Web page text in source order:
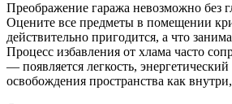
Преображение гаража невозможно без
Оцените все предметы в помещении
действительно пригодится, а что
Процесс избавления от хлама часто
— появляется легкость,
освобождения пространства как